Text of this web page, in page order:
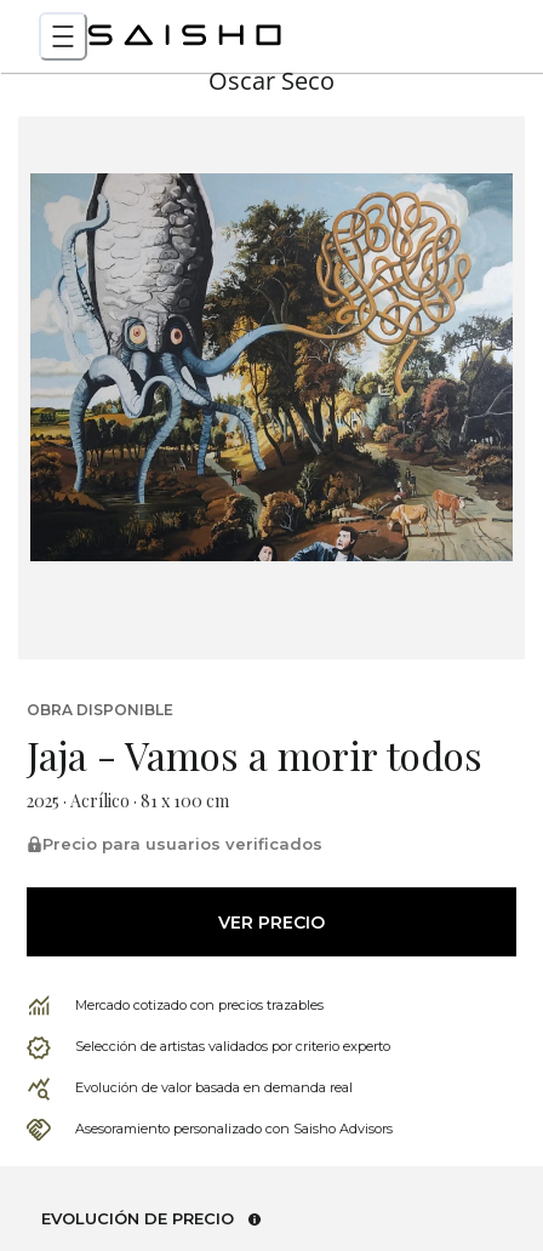
Óscar Seco
OBRA DISPONIBLE
Jaja - Vamos a morir todos
2025 · Acrílico · 81 x 100 cm
Precio para usuarios verificados
VER PRECIO
Mercado cotizado con precios trazables
Selección de artistas validados por criterio experto
Evolución de valor basada en demanda real
Asesoramiento personalizado con Saisho Advisors
EVOLUCIÓN DE PRECIO